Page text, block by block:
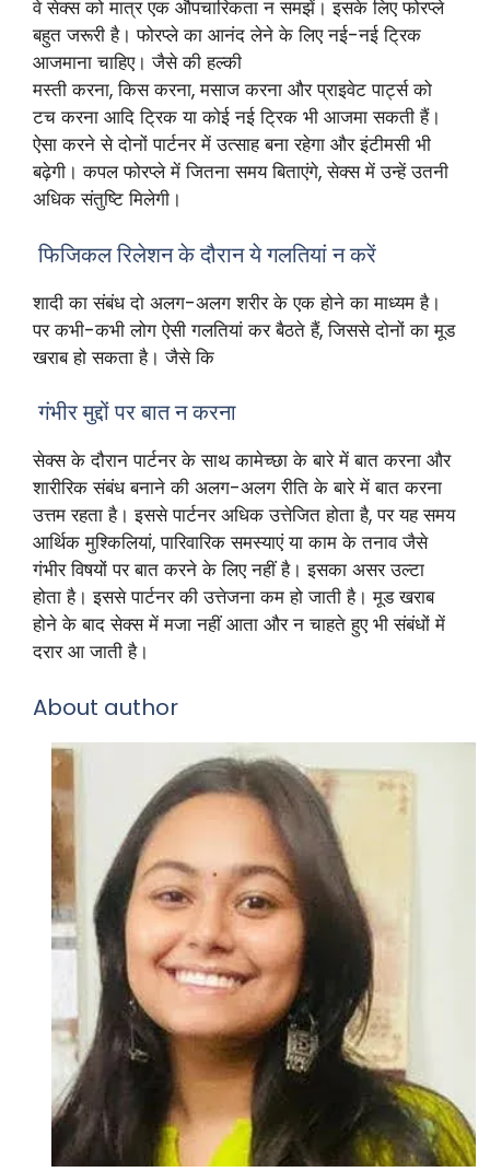
वे सेक्स को मात्र एक औपचारिकता न समझें। इसके लिए फोरप्ले
बहुत जरूरी है। फोरप्ले का आनंद लेने के लिए नई-नई ट्रिक
आजमाना चाहिए। जैसे की हल्की
मस्ती करना, किस करना, मसाज करना और प्राइवेट पार्ट्स को
टच करना आदि ट्रिक या कोई नई ट्रिक भी आजमा सकती हैं।
ऐसा करने से दोनों पार्टनर में उत्साह बना रहेगा और इंटीमसी भी
बढ़ेगी। कपल फोरप्ले में जितना समय बिताएंगे, सेक्स में उन्हें उतनी
अधिक संतुष्टि मिलेगी।
फिजिकल रिलेशन के दौरान ये गलतियां न करें
शादी का संबंध दो अलग-अलग शरीर के एक होने का माध्यम है।
पर कभी-कभी लोग ऐसी गलतियां कर बैठते हैं, जिससे दोनों का मूड
खराब हो सकता है। जैसे कि
गंभीर मुद्दों पर बात न करना
सेक्स के दौरान पार्टनर के साथ कामेच्छा के बारे में बात करना और
शारीरिक संबंध बनाने की अलग-अलग रीति के बारे में बात करना
उत्तम रहता है। इससे पार्टनर अधिक उत्तेजित होता है, पर यह समय
आर्थिक मुश्किलियां, पारिवारिक समस्याएं या काम के तनाव जैसे
गंभीर विषयों पर बात करने के लिए नहीं है। इसका असर उल्टा
होता है। इससे पार्टनर की उत्तेजना कम हो जाती है। मूड खराब
होने के बाद सेक्स में मजा नहीं आता और न चाहते हुए भी संबंधों में
दरार आ जाती है।
About author